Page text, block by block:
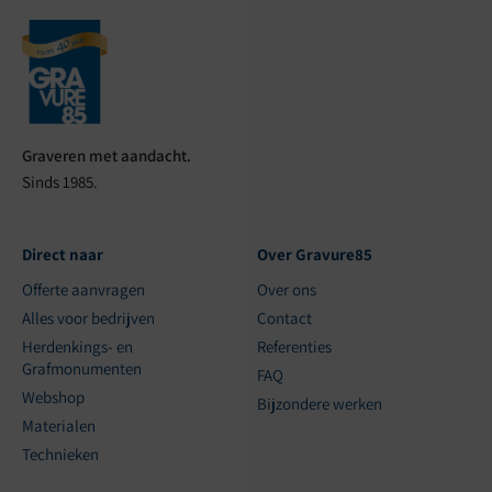
Graveren met aandacht.
Sinds 1985.
Direct naar
Offerte aanvragen
Alles voor bedrijven
Herdenkings- en
Grafmonumenten
Webshop
Materialen
Technieken
Over Gravure85
Over ons
Contact
Referenties
FAQ
Bijzondere werken